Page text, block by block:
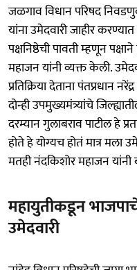
जळगाव विधान परिषद
यांना उमेदवारी जाहीर
पक्षनिष्ठेची पावती म्हणून
महाजन यांनी व्यक्त केली.
प्रतिक्रिया देताना पंतप्रधान
दोन्ही उपमुख्यमंत्र्यांचे
दरम्यान गुलाबराव पाटील हे
होते हे योग्यच होतं मात्र मला
मतही नंदकिशोर महाजन
महायुतीकडून
उमेदवारी